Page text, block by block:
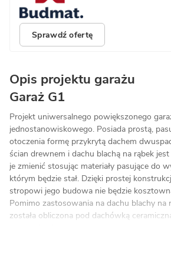
Sprawdź ofertę
Opis projektu garażu
Garaż G1
Projekt uniwersalnego powiększonego
jednostanowiskowego. Posiada prostą,
otoczenia formę przykrytą dachem
ścian drewnem i dachu blachą na rąbek
je zmienić stosując materiały pasujące do
którym będzie stał. Dzięki prostej
stropowi jego budowa nie będzie
Pomimo zastosowania na dachu blachy na
została obliczona pod dachówką
konieczność. Wymiary wnętrza oraz